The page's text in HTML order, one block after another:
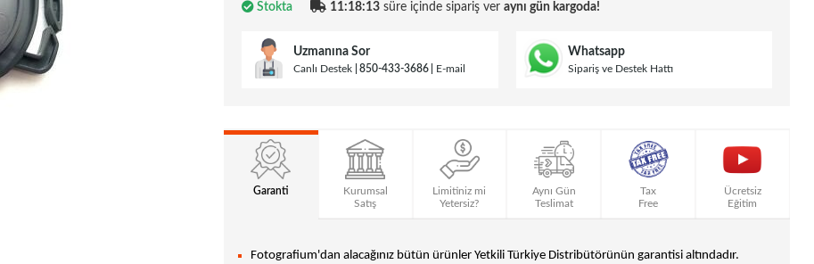
Stokta 11:18:12 süre içinde sipariş ver aynı gün kargoda!
Uzmanına Sor
Canlı Destek 850-433-3686 E-mail
Whatsapp
Sipariş ve Destek Hattı
Garanti
Kurumsal
Satış
Limitiniz mi
Yetersiz?
Aynı Gün
Teslimat
Tax
Free
Ücretsiz
Eğitim
Fotografium'dan alacağınız bütün ürünler Yetkili Türkiye Distribütörünün garantisi altındadır.